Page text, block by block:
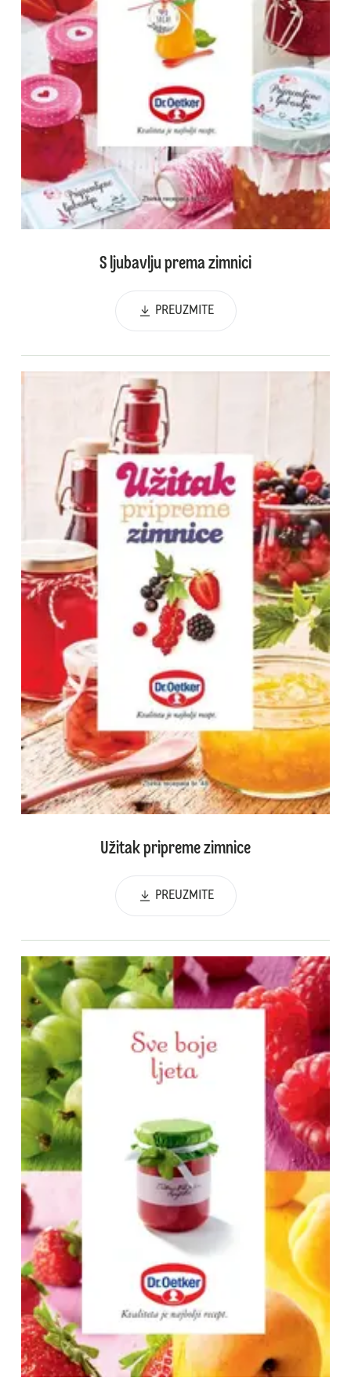
S ljubavlju prema zimnici
PREUZMITE
Užitak pripreme zimnice
PREUZMITE